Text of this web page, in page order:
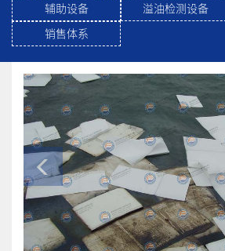
辅助设备 溢油检测设备
销售体系